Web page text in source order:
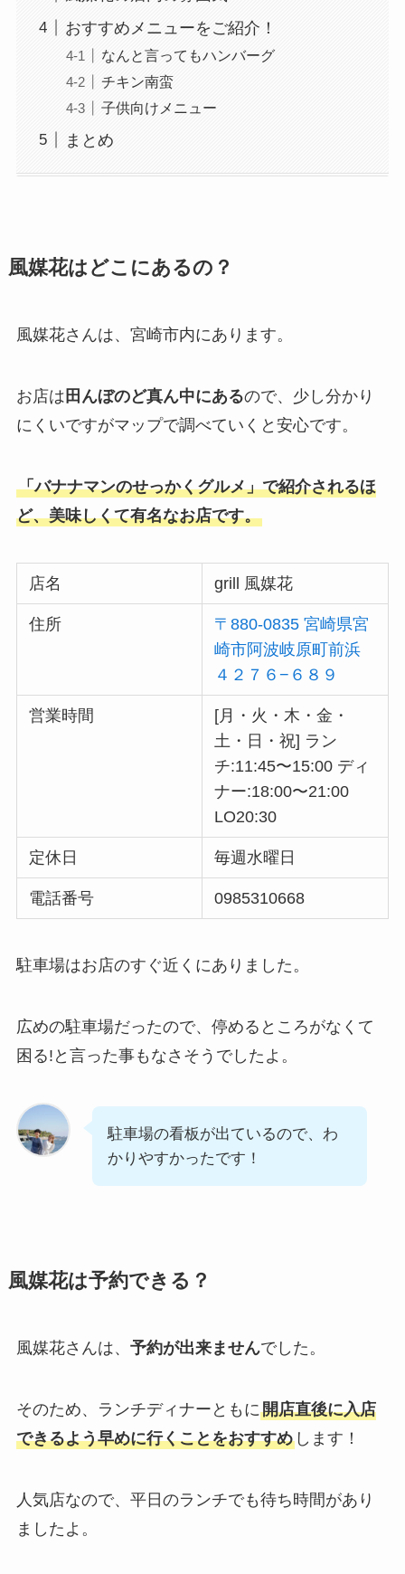
おすすめメニューをご紹介！
なんと言ってもハンバーグ
チキン南蛮
子供向けメニュー
まとめ
風媒花はどこにあるの？
風媒花さんは、宮崎市内にあります。
お店は 田んぼのど真ん中にあるので、少し分かり
にくいですがマップで調べていくと安心です。
「バナナマンのせっかくグルメ」で紹介されるほ
ど、美味しくて有名なお店です。
店名 grill 風媒花
住所
〒880-0835 宮崎県宮
崎市阿波岐原町前浜
４２７６−６８９
営業時間
[月・火・木・金・
土・日・祝] ラン
チ:11:45〜15:00 ディ
ナー:18:00〜21:00
LO20:30
定休日 毎週水曜日
電話番号 0985310668
駐車場はお店のすぐ近くにありました。
広めの駐車場だったので、停めるところがなくて
困る!と言った事もなさそうでしたよ。
駐車場の看板が出ているので、わ
かりやすかったです！
風媒花は予約できる？
風媒花さんは、 予約が出来ませんでした。
そのため、ランチディナーともに開店直後に入店
できるよう早めに行くことをおすすめします！
人気店なので、平日のランチでも待ち時間があり
ましたよ。